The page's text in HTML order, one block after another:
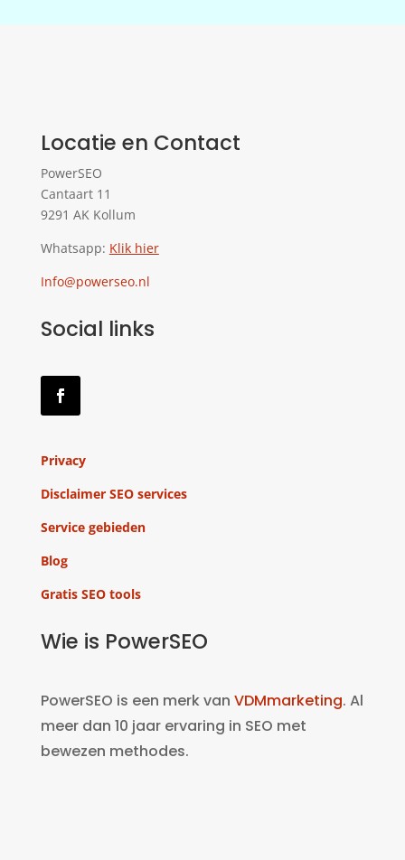
Locatie en Contact
PowerSEO
Cantaart 11
9291 AK Kollum
Whatsapp: Klik hier
Info@powerseo.nl
Social links
Privacy
Disclaimer SEO services
Service gebieden
Blog
Gratis SEO tools
Wie is PowerSEO
PowerSEO is een merk van VDMmarketing. Al
meer dan 10 jaar ervaring in SEO met
bewezen methodes.